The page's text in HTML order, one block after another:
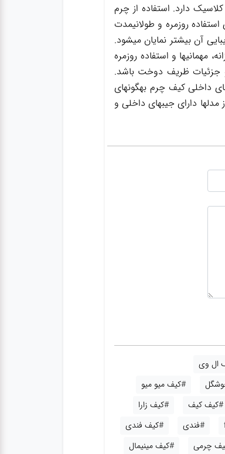
دارد. استفاده از چرم
روزمره و طولانیمدت
آن بیشتر نمایان میشود.
و استفاده روزمره
جزئیات ظریف دوخت باشد.
داخلی کیف چرم بهگونهای
دارای جیبهای داخلی و
ال وی
#کیف میو میو
#کیف کیف
#کیف زارا
#فندی
#کیف فندی
چرمی
#کیف مینیمال